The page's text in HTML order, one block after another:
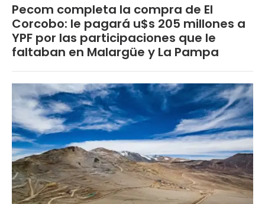
Pecom completa la compra de El
Corcobo: le pagará u$s 205 millones a
YPF por las participaciones que le
faltaban en Malargüe y La Pampa